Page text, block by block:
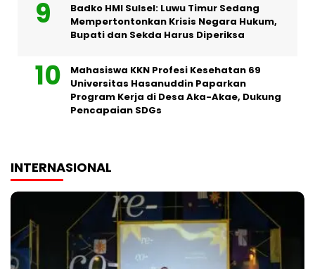
Badko HMI Sulsel: Luwu Timur Sedang
Mempertontonkan Krisis Negara Hukum,
Bupati dan Sekda Harus Diperiksa
Mahasiswa KKN Profesi Kesehatan 69
Universitas Hasanuddin Paparkan
Program Kerja di Desa Aka-Akae, Dukung
Pencapaian SDGs
INTERNASIONAL